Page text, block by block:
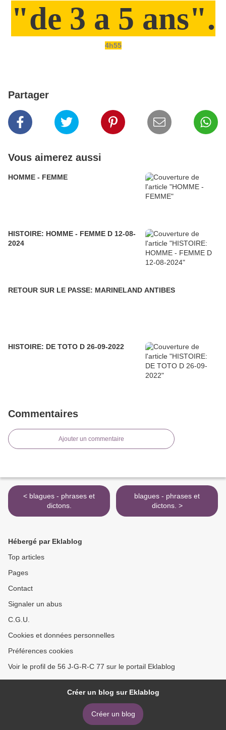
"de 3 a 5 ans".
4h55
Partager
Vous aimerez aussi
HOMME - FEMME
HISTOIRE: HOMME - FEMME D 12-08-
2024
RETOUR SUR LE PASSE: MARINELAND ANTIBES
HISTOIRE: DE TOTO D 26-09-2022
Commentaires
Ajouter un commentaire
< blagues - phrases et
dictons.
blagues - phrases et
dictons. >
Hébergé par Eklablog
Top articles
Pages
Contact
Signaler un abus
C.G.U.
Cookies et données personnelles
Préférences cookies
Voir le profil de 56 J-G-R-C 77 sur le portail Eklablog
Créer un blog sur Eklablog
Créer un blog